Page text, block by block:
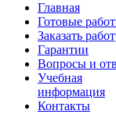
Главная
Готовые
Заказать
Гарантии
Вопросы и
Учебная
информация
Контакты